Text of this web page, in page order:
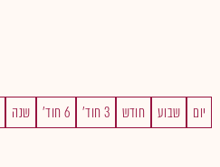
יום שבוע חודש 3 חוד' 6 חוד' שנה